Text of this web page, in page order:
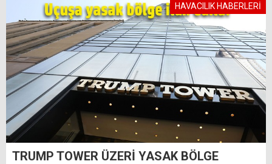
HAVACILIK HABERLERİ
TRUMP TOWER ÜZERİ YASAK BÖLGE